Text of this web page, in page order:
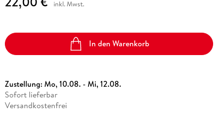
inkl. Mwst.
In den Warenkorb
Zustellung:Mo, 10.08. - Mi, 12.08.
Sofort lieferbar
Versandkostenfrei